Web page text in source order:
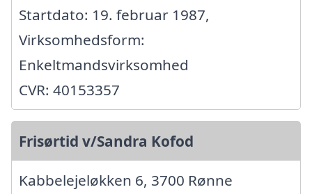
Startdato: 19. februar 1987,
Virksomhedsform:
Enkeltmandsvirksomhed
CVR: 40153357
Frisørtid v/Sandra Kofod
Kabbelejeløkken 6, 3700 Rønne